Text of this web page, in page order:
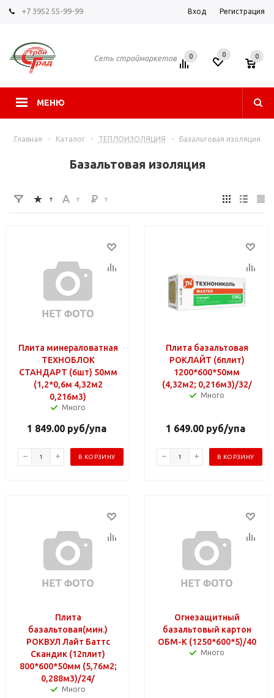
+7 3952 55-99-99 Вход Регистрация
Сеть строймаркетов
МЕНЮ
0 0 0
Главная - Каталог - ТЕПЛОИЗОЛЯЦИЯ - Базальтовая изоляция
Базальтовая изоляция
Плита минераловатная
ТЕХНОБЛОК
СТАНДАРТ (6шт) 50мм
(1,2*0,6м 4,32м2
0,216м3)
Много
1 849.00 руб/упа
В КОРЗИНУ
Плита базальтовая
РОКЛАЙТ (6плит)
1200*600*50мм
(4,32м2; 0,216м3)/32/
Много
1 649.00 руб/упа
В КОРЗИНУ
Плита
базальтовая(мин.)
РОКВУЛ Лайт Баттс
Скандик (12плит)
800*600*50мм (5,76м2;
0,288м3)/24/
Много
Огнезащитный
базальтовый картон
ОБМ-К (1250*600*5)/40
Много